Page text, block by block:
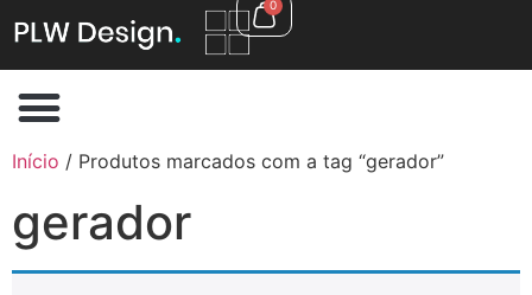
0
Início / Produtos marcados com a tag “gerador”
gerador